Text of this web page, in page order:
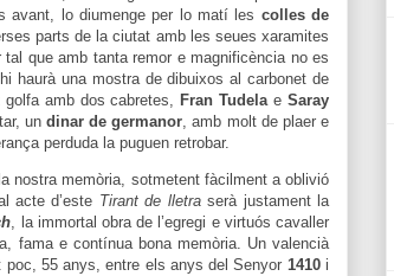
avant, lo diumenge per lo matí les colles de
parts de la ciutat amb les seues xaramites
que amb tanta remor e magnificència no es
haurà una mostra de dibuixos al carbonet de
amb dos cabretes, Fran TudelaeSaray
un dinar de germanor, amb molt de plaer e
perduda la puguen retrobar.
nostra memòria, sotmetent fàcilment a oblivió
acte d’este Tirant de lletraserà justament la
, la immortal obra de l’egregi e virtuós cavaller
fama e contínua bona memòria. Un valencià
poc, 55 anys, entre els anys del Senyor 1410i